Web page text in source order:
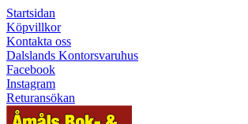
Startsidan
Köpvillkor
Kontakta oss
Dalslands Kontorsvaruhus
Facebook
Instagram
Returansökan